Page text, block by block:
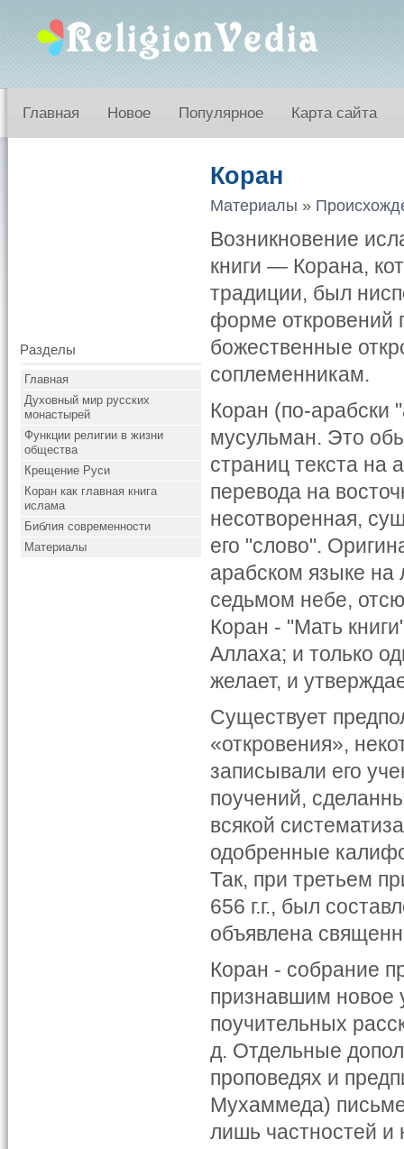
Главная Новое Популярное Карта сайта
Разделы
Главная
Духовный мир русских
монастырей
Функции религии в жизни
общества
Крещение Руси
Коран как главная книга
ислама
Библия современности
Материалы
Коран
Материалы »
Возникновение
книги — Корана,
традиции, был
форме откровений
божественные
соплеменникам.
Коран (по-арабски
мусульман. Это
страниц текста на
перевода на
несотворенная,
его "слово".
арабском языке на
седьмом небе,
Коран - "Мать
Аллаха; и только
желает, и
Существует
«откровения»,
записывали его
поучений,
всякой
одобренные
Так, при третьем
656 г.г., был
объявлена
Коран - собрание
признавшим новое
поучительных
д. Отдельные
проповедях и
Мухаммеда)
лишь частностей и